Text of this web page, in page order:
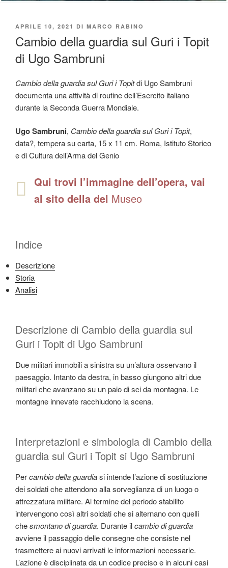
PUBBLICATO
APRILE 10, 2021 DI MARCO RABINO
Cambio della guardia sul Guri i Topit
di Ugo Sambruni
Cambio della guardia sul Guri i Topitdi Ugo Sambruni
documenta una attività di routine dell’Esercito italiano
durante la Seconda Guerra Mondiale.
Ugo Sambruni, Cambio della guardia sul Guri i Topit,
data?, tempera su carta, 15 x 11 cm. Roma, Istituto Storico
e di Cultura dell’Arma del Genio
Qui trovi l’immagine dell’opera, vai
al sito della del Museo
Indice
Descrizione
Storia
Analisi
Descrizione di Cambio della guardia sul
Guri i Topit di Ugo Sambruni
Due militari immobili a sinistra su un’altura osservano il
paesaggio. Intanto da destra, in basso giungono altri due
militari che avanzano su un paio di sci da montagna. Le
montagne innevate racchiudono la scena.
Interpretazioni e simbologia di Cambio della
guardia sul Guri i Topit si Ugo Sambruni
Percambio della guardiasi intende l’azione di sostituzione
dei soldati che attendono alla sorveglianza di un luogo o
attrezzatura militare. Al termine del periodo stabilito
intervengono così altri soldati che si alternano con quelli
chesmontano di guardia. Durante ilcambio di guardia
avviene il passaggio delle consegne che consiste nel
trasmettere ai nuovi arrivati le informazioni necessarie.
L’azione è disciplinata da un codice preciso e in alcuni casi